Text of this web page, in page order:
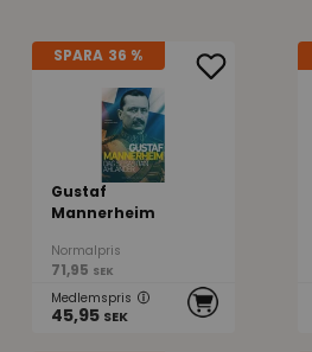
SPARA 36 %
Gustaf
Mannerheim
Normalpris
71,95 SEK
Medlemspris
45,95 SEK